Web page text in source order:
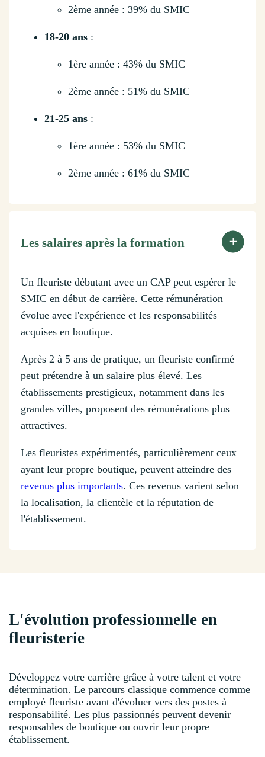
2ème année : 39% du SMIC
18-20 ans :
1ère année : 43% du SMIC
2ème année : 51% du SMIC
21-25 ans :
1ère année : 53% du SMIC
2ème année : 61% du SMIC
Les salaires après la formation
Un fleuriste débutant avec un CAP peut espérer le
SMIC en début de carrière. Cette rémunération
évolue avec l'expérience et les responsabilités
acquises en boutique.
Après 2 à 5 ans de pratique, un fleuriste confirmé
peut prétendre à un salaire plus élevé. Les
établissements prestigieux, notamment dans les
grandes villes, proposent des rémunérations plus
attractives.
Les fleuristes expérimentés, particulièrement ceux
ayant leur propre boutique, peuvent atteindre des
revenus plus importants. Ces revenus varient selon
la localisation, la clientèle et la réputation de
l'établissement.
L'évolution professionnelle en
fleuristerie
Développez votre carrière grâce à votre talent et votre
détermination. Le parcours classique commence comme
employé fleuriste avant d'évoluer vers des postes à
responsabilité. Les plus passionnés peuvent devenir
responsables de boutique ou ouvrir leur propre
établissement.